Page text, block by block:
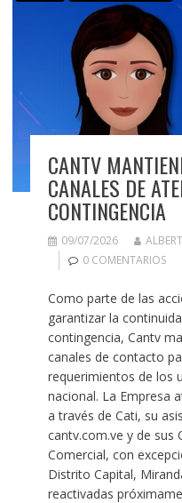
CANTV
CANALES DE
CONTINGENCIA
09/07/2026
0 COMENTARIOS
Como parte de las
garantizar la
contingencia, Cantv
canales de contacto
requerimientos de los
nacional. La Empresa
a través de Cati, su
cantv.com.ve y de sus
Comercial, con
Distrito Capital,
reactivadas